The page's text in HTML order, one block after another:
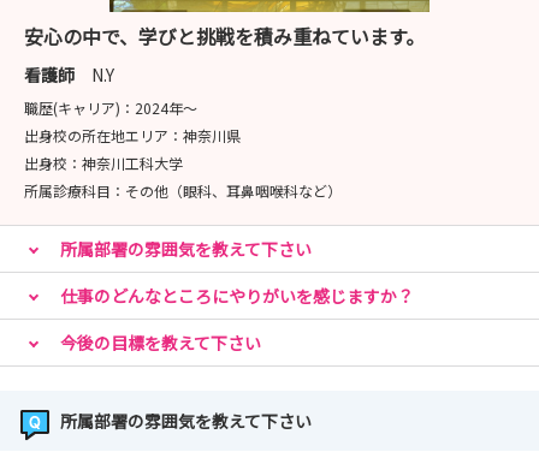
安心の中で、学びと挑戦を積み重ねています。
看護師 N.Y
職歴(キャリア)： 2024年〜
出身校の所在地エリア： 神奈川県
出身校： 神奈川工科大学
所属診療科目： その他（眼科、耳鼻咽喉科など）
所属部署の雰囲気を教えて下さい
仕事のどんなところにやりがいを感じますか？
今後の目標を教えて下さい
所属部署の雰囲気を教えて下さい